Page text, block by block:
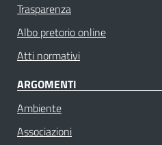
Trasparenza
Albo pretorio online
Atti normativi
ARGOMENTI
Ambiente
Associazioni